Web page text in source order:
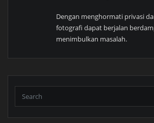
Dengan menghormati privasi
fotografi dapat berjalan
menimbulkan masalah.